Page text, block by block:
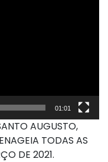
01:01
AUGUSTO,
TODAS AS
DE 2021.